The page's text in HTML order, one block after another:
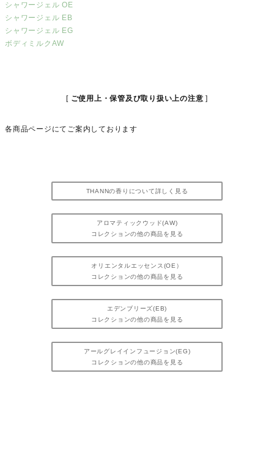
シャワージェル OE
シャワージェル EB
シャワージェル EG
ボディミルクAW
ご使用上・保管及び取り扱い上の注意
各商品ページにてご案内しております
THANNの香りについて詳しく見る
アロマティックウッド(AW)
コレクションの他の商品を見る
オリエンタルエッセンス(OE）
コレクションの他の商品を見る
エデンブリーズ(EB)
コレクションの他の商品を見る
アールグレイインフュージョン(EG)
コレクションの他の商品を見る